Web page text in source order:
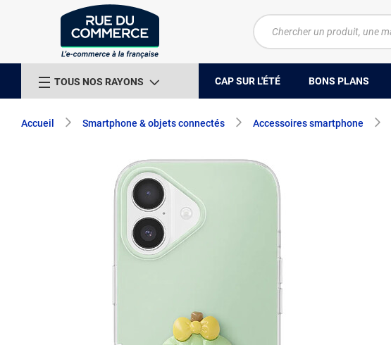
TOUS NOS RAYONS CAP SUR L'ÉTÉ BONS PLANS
Accueil Smartphone & objets connectés Accessoires smartphone